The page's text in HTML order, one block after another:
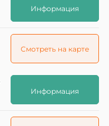
Информация
Смотреть на карте
Информация